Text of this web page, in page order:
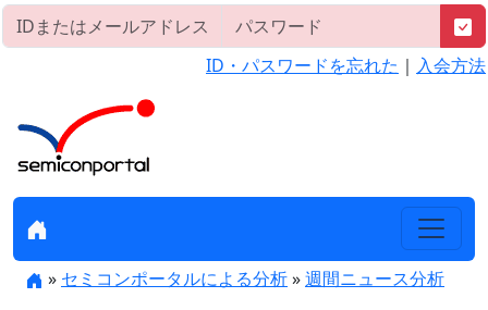
ID・パスワードを忘れた ｜ 入会方法
» セミコンポータルによる分析»週間ニュース分析